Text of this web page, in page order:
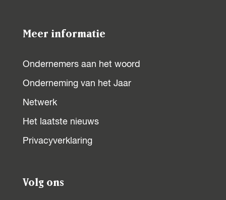
Meer informatie
Ondernemers aan het woord
Onderneming van het Jaar
Netwerk
Het laatste nieuws
Privacyverklaring
Volg ons